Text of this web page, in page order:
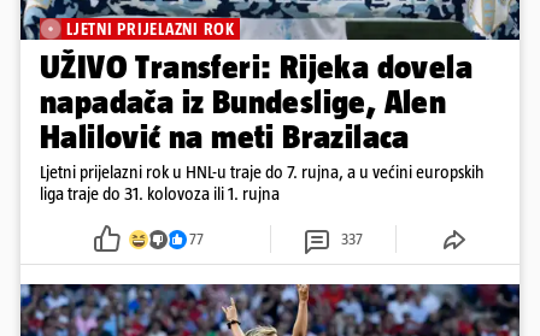
LJETNI PRIJELAZNI ROK
UŽIVO Transferi: Rijeka dovela
napadača iz Bundeslige, Alen
Halilović na meti Brazilaca
Ljetni prijelazni rok u HNL-u traje do 7. rujna, a u većini europskih
liga traje do 31. kolovoza ili 1. rujna
77 337